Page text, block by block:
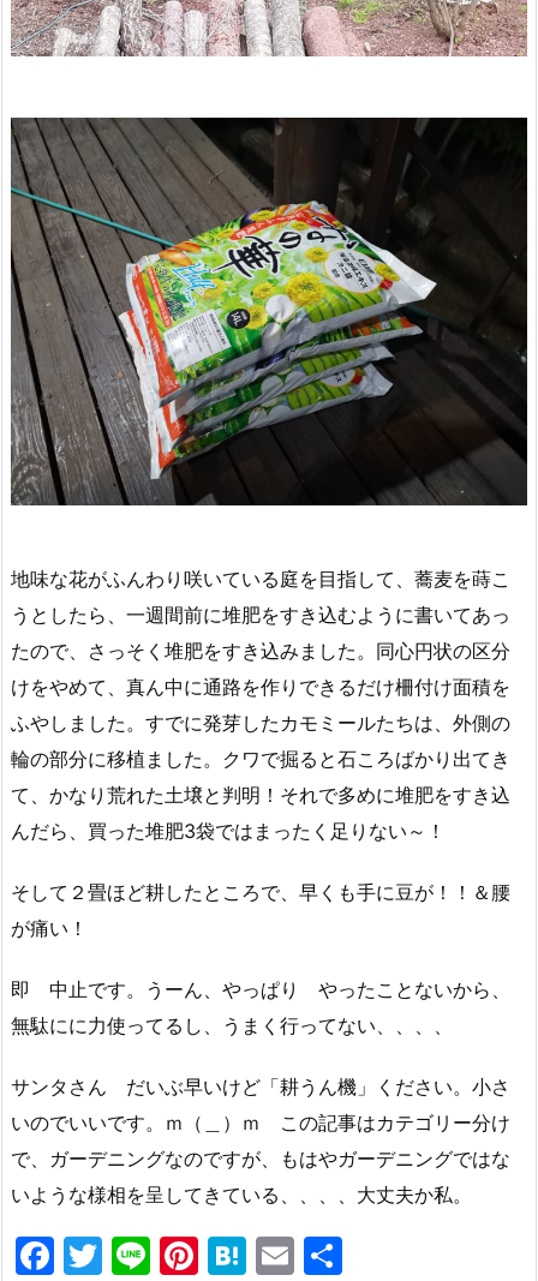
地味な花がふんわり咲いている庭を目指して、蕎麦を蒔こ
うとしたら、一週間前に堆肥をすき込むように書いてあっ
たので、さっそく堆肥をすき込みました。同心円状の区分
けをやめて、真ん中に通路を作りできるだけ柵付け面積を
ふやしました。すでに発芽したカモミールたちは、外側の
輪の部分に移植ました。クワで掘ると石ころばかり出てき
て、かなり荒れた土壌と判明！それで多めに堆肥をすき込
んだら、買った堆肥3袋ではまったく足りない～！
そして２畳ほど耕したところで、早くも手に豆が！！＆腰
が痛い！
即 中止です。うーん、やっぱり やったことないから、
無駄にに力使ってるし、うまく行ってない、、、、
サンタさん だいぶ早いけど「耕うん機」ください。小さ
いのでいいです。ｍ（＿）ｍ この記事はカテゴリー分け
で、ガーデニングなのですが、もはやガーデニングではな
いような様相を呈してきている、、、、大丈夫か私。
F
T
Li Pi H
E